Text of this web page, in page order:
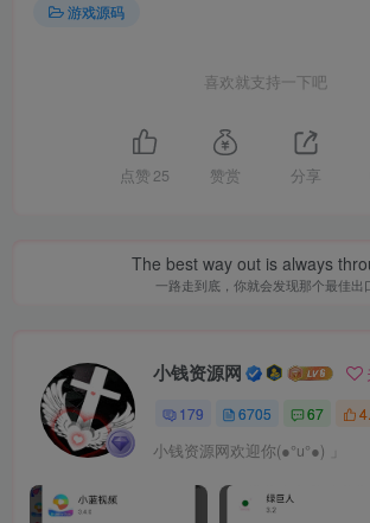
游戏源码
喜欢就支持一下吧
点赞 25 赞赏 分享
The best way out is always
一路走到底，你就会发现那个最佳出
小钱资源网
179 6705 67
小钱资源网欢迎你(●°u°●)​ 」